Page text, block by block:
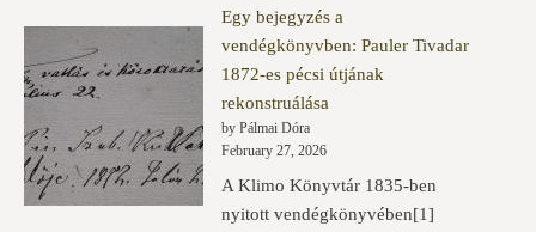
Egy bejegyzés a
vendégkönyvben: Pauler Tivadar
1872-es pécsi útjának
rekonstruálása
by Pálmai Dóra
February 27, 2026
A Klimo Könyvtár 1835-ben
nyitott vendégkönyvében[1]